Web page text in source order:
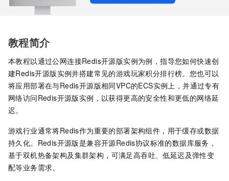
教程简介
本教程以通过公网连接Redis开源版实例为例，指导您如何快速创
建Redis开源版实例并搭建常见的游戏玩家积分排行榜。您也可以
将应用部署在与Redis开源版相同VPC的ECS实例上，并通过专有
网络访问Redis开源版实例，以获得更高的安全性和更低的网络延
迟。
游戏行业通常将Redis作为重要的部署架构组件，用于缓存或数据
持久化。 Redis开源版是兼容开源Redis协议标准的数据库服务，
基于双机热备架构及集群架构，可满足高吞吐、低延迟及弹性变
配等业务需求。